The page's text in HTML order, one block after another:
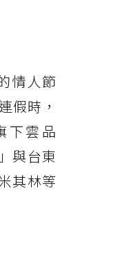
情人節
假時，
下雲品
與台東
其林等